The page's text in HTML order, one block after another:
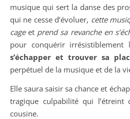
musique qui sert la danse des
qui ne cesse d’évoluer, cette
cageet prend sa revanche en
pour conquérir irrésistiblement
s’échapper et trouver sa
perpétuel de la musique et de la
Elle saura saisir sa chance et
tragique culpabilité qui l’étreint
cousine.